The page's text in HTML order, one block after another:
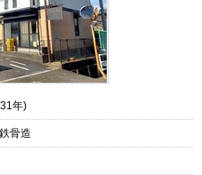
年)
骨造